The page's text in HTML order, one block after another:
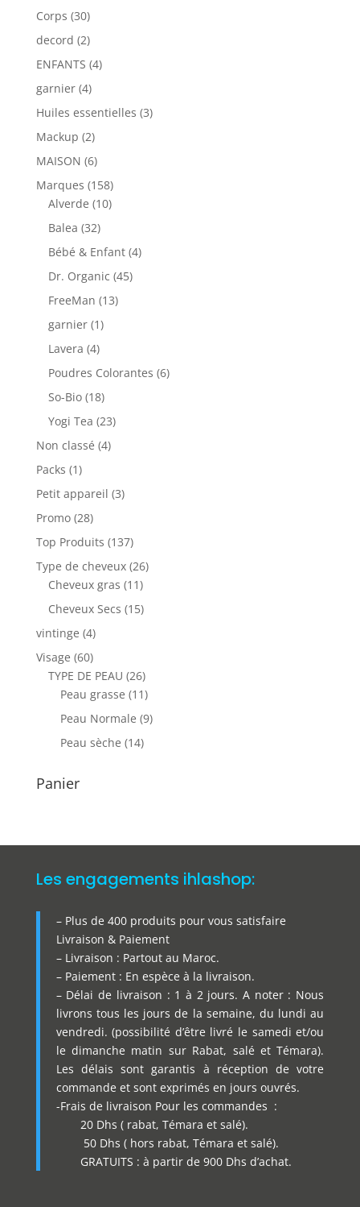
Corps (30)
decord (2)
ENFANTS (4)
garnier (4)
Huiles essentielles (3)
Mackup (2)
MAISON (6)
Marques (158)
Alverde (10)
Balea (32)
Bébé & Enfant (4)
Dr. Organic (45)
FreeMan (13)
garnier (1)
Lavera (4)
Poudres Colorantes (6)
So-Bio (18)
Yogi Tea (23)
Non classé (4)
Packs (1)
Petit appareil (3)
Promo (28)
Top Produits (137)
Type de cheveux (26)
Cheveux gras (11)
Cheveux Secs (15)
vintinge (4)
Visage (60)
TYPE DE PEAU (26)
Peau grasse (11)
Peau Normale (9)
Peau sèche (14)
Panier
Les engagements ihlashop:
– Plus de 400 produits pour vous satisfaire
Livraison & Paiement
– Livraison : Partout au Maroc.
– Paiement : En espèce à la livraison.
– Délai de livraison : 1 à 2 jours. A noter : Nous
livrons tous les jours de la semaine, du lundi au
vendredi. (possibilité d’être livré le samedi et/ou
le dimanche matin sur Rabat, salé et Témara).
Les délais sont garantis à réception de votre
commande et sont exprimés en jours ouvrés.
-Frais de livraison Pour les commandes :
20 Dhs ( rabat, Témara et salé).
50 Dhs ( hors rabat, Témara et salé).
GRATUITS : à partir de 900 Dhs d’achat.